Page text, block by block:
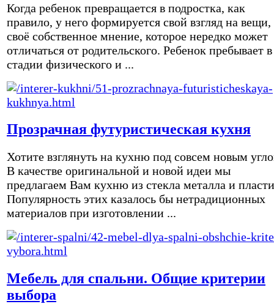
Когда ребенок превращается в подростка, как
правило, у него формируется свой взгляд на вещи,
своё собственное мнение, которое нередко может
отличаться от родительского. Ребенок пребывает в
стадии физического и ...
Прозрачная футуристическая кухня
Хотите взглянуть на кухню под совсем новым
В качестве оригинальной и новой идеи мы
предлагаем Вам кухню из стекла металла и
Популярность этих казалось бы нетрадиционных
материалов при изготовлении ...
Мебель для спальни. Общие критерии
выбора